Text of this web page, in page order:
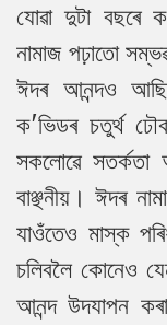
যোৱা দুটা বছৰে
নামাজ পঢ়াতো
ঈদৰ আনন্দও
ক'ভিডৰ চতুৰ্থ
সকলোৱে
বাঞ্ছনীয়। ঈদৰ
যাওঁতেও মাস্ক
চলিবলৈ কোনেও
আনন্দ উদযাপন